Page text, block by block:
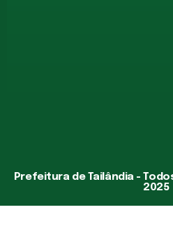
Prefeitura de Tailândia -
2025